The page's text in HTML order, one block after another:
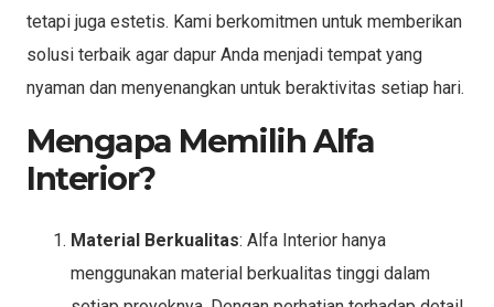
tetapi juga estetis. Kami berkomitmen untuk memberikan
solusi terbaik agar dapur Anda menjadi tempat yang
nyaman dan menyenangkan untuk beraktivitas setiap hari.
Mengapa Memilih Alfa
Interior?
Material Berkualitas: Alfa Interior hanya
menggunakan material berkualitas tinggi dalam